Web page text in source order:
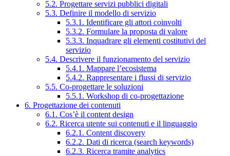
5.2. Progettare servizi pubblici digitali
5.3. Definire il modello di servizio
5.3.1. Identificare gli attori coinvolti
5.3.2. Formulare la proposta di valore
5.3.3. Inquadrare gli elementi costitutivi del
servizio
5.4. Descrivere il funzionamento del servizio
5.4.1. Mappare l’ecosistema
5.4.2. Rappresentare i flussi di servizio
5.5. Co-progettare le soluzioni
5.5.1. Workshop di co-progettazione
6. Progettazione dei contenuti
6.1. Cos’è il content design
6.2. Ricerca utente sui contenuti e il linguaggio
6.2.1. Content discovery
6.2.2. Dati di ricerca (search keywords)
6.2.3. Ricerca tramite analytics